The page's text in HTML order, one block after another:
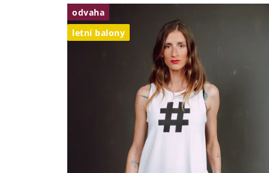
odvaha
letní balony